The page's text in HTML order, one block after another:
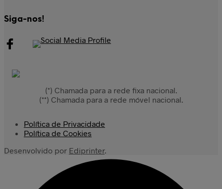
Siga-nos!
(*) Chamada para a rede fixa nacional.
(**) Chamada para a rede móvel nacional.
Política de Privacidade
Política de Cookies
Desenvolvido por Ediprinter.